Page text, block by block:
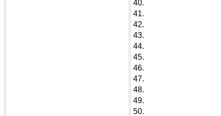
40.
41.
42.
43.
44.
45.
46.
47.
48.
49.
50.